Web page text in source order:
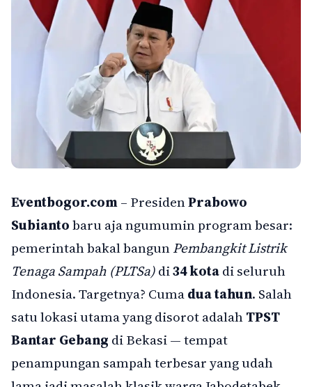
Eventbogor.com– PresidenPrabowo
Subiantobaru aja ngumumin program besar:
pemerintah bakal bangunPembangkit Listrik
Tenaga Sampah (PLTSa)di34 kotadi seluruh
Indonesia. Targetnya? Cumadua tahun. Salah
satu lokasi utama yang disorot adalahTPST
Bantar Gebang di Bekasi — tempat
penampungan sampah terbesar yang udah